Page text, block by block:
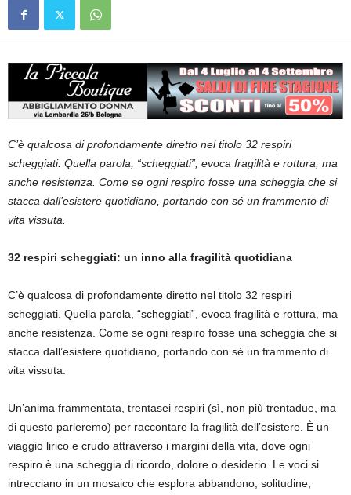
C’è qualcosa di profondamente diretto nel titolo 32 respiri
scheggiati. Quella parola, “scheggiati”, evoca fragilità e rottura, ma
anche resistenza. Come se ogni respiro fosse una scheggia che si
stacca dall’esistere quotidiano, portando con sé un frammento di
vita vissuta.
32 respiri scheggiati: un inno alla fragilità quotidiana
C’è qualcosa di profondamente diretto nel titolo 32 respiri
scheggiati. Quella parola, “scheggiati”, evoca fragilità e rottura, ma
anche resistenza. Come se ogni respiro fosse una scheggia che si
stacca dall’esistere quotidiano, portando con sé un frammento di
vita vissuta.
Un’anima frammentata, trentasei respiri (sì, non più trentadue, ma
di questo parleremo) per raccontare la fragilità dell’esistere. È un
viaggio lirico e crudo attraverso i margini della vita, dove ogni
respiro è una scheggia di ricordo, dolore o desiderio. Le voci si
intrecciano in un mosaico che esplora abbandono, solitudine,